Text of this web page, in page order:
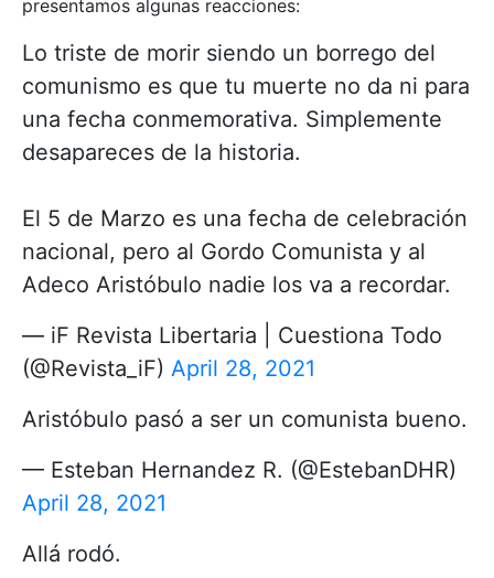
presentamos algunas reacciones:
Lo triste de morir siendo un borrego del
comunismo es que tu muerte no da ni para
una fecha conmemorativa. Simplemente
desapareces de la historia.
El 5 de Marzo es una fecha de celebración
nacional, pero al Gordo Comunista y al
Adeco Aristóbulo nadie los va a recordar.
— iF Revista Libertaria | Cuestiona Todo
(@Revista_iF) April 28, 2021
Aristóbulo pasó a ser un comunista bueno.
— Esteban Hernandez R. (@EstebanDHR)
April 28, 2021
Allá rodó.